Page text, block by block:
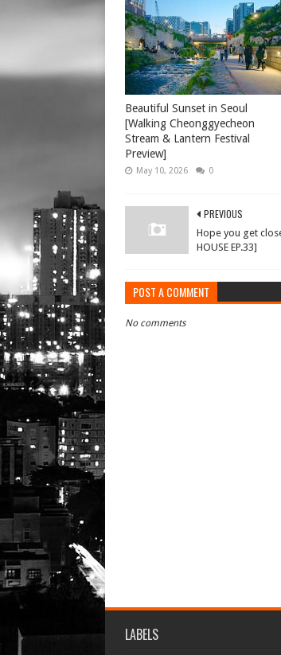
Beautiful Sunset in Seoul
[Walking Cheonggyecheon
Stream & Lantern Festival
Preview]
May 10, 2026 0
PREVIOUS
Hope you get
HOUSE EP.33]
POST A COMMENT
No comments
LABELS